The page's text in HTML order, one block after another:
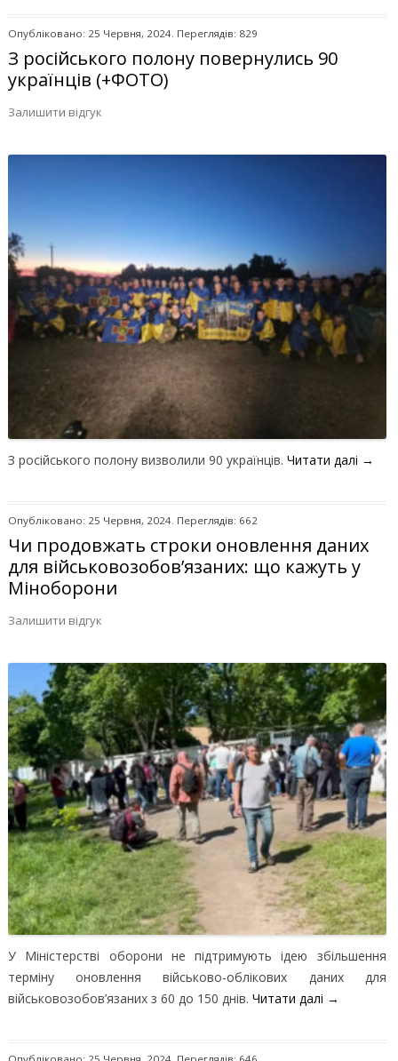
Опубліковано: 25 Червня, 2024. Переглядів: 829
З російського полону повернулись 90
українців (+ФОТО)
Залишити відгук
З російського полону визволили 90 українців. Читати далі →
Опубліковано: 25 Червня, 2024. Переглядів: 662
Чи продовжать строки оновлення даних
для військовозобов’язаних: що кажуть у
Міноборони
Залишити відгук
У Міністерстві оборони не підтримують ідею збільшення
терміну оновлення військово-облікових даних для
військовозобов’язаних з 60 до 150 днів. Читати далі →